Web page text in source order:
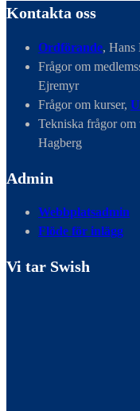
Kontakta oss
Ordförande, Hans
Frågor om
Ejremyr
Frågor om kurser,
Tekniska frågor om
Hagberg
Admin
Webbplatsadmin
Flöde för inlägg
Vi tar Swish